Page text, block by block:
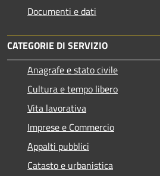
Documenti e dati
CATEGORIE DI SERVIZIO
Anagrafe e stato civile
Cultura e tempo libero
Vita lavorativa
Imprese e Commercio
Appalti pubblici
Catasto e urbanistica